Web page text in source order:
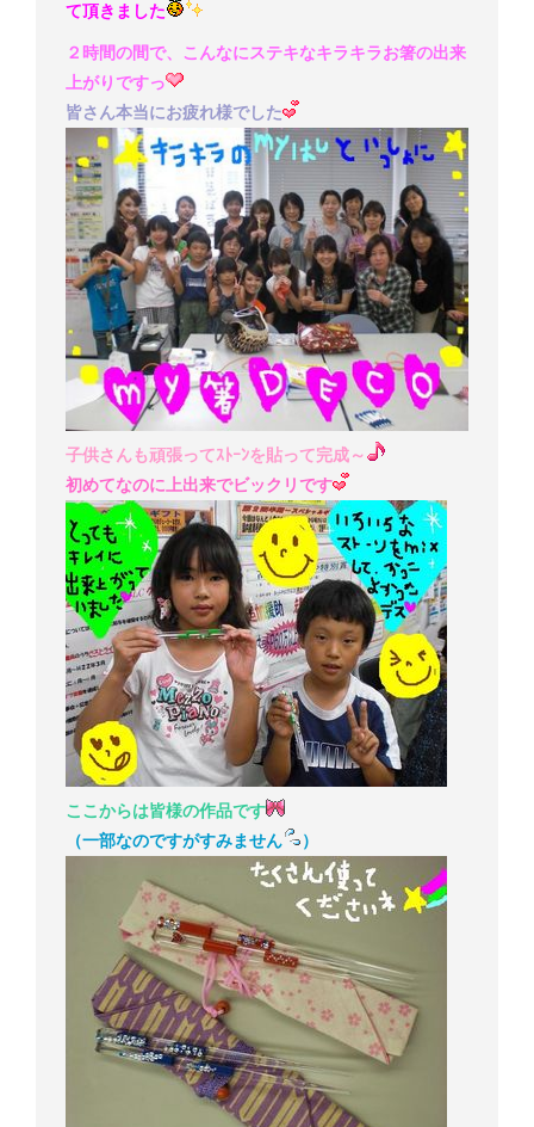
て頂きました
２時間の間で、こんなにステキなキラキラお箸の出来
上がりですっ
皆さん本当にお疲れ様でした
子供さんも頑張ってｽﾄｰﾝを貼って完成～
初めてなのに上出来でビックリです
ここからは皆様の作品です
（一部なのですがすみません
）